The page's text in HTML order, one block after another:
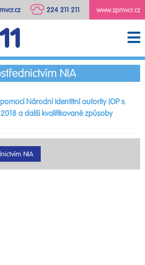
www.zpmvcr.cz
224 211 211
NIA
Národní identitní autority (OP s
a další kvalifikované způsoby